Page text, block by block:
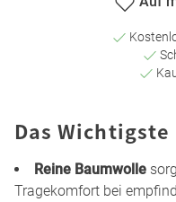
Das
Reine Baumwolle
Tragekomfort bei